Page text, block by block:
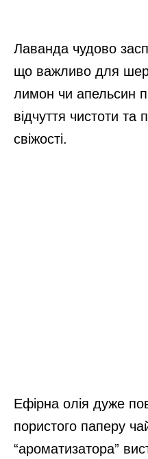
Лаванда чудово
що важливо для
лимон чи апельсин
відчуття чистоти та
свіжості.
Ефірна олія дуже
пористого паперу
“ароматизатора”